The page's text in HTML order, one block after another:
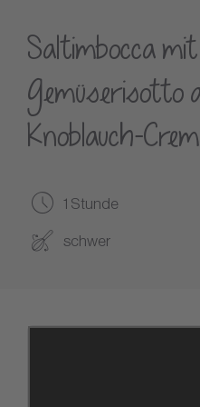
Saltimbocca
Gemüserisotto
Knoblauch-
1 Stunde
schwer